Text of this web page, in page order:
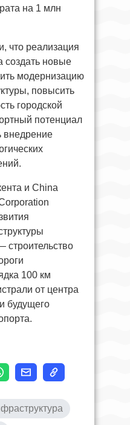
на 1 млн
что реализация
создать новые
модернизацию
повысить
городской
потенциал
внедрение
и China
строительство
100 км
от центра
будущего